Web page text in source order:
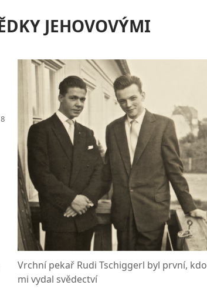
JEHOVOVÝMI
Vrchní pekař Rudi Tschiggerl byl první, kdo
mi vydal svědectví